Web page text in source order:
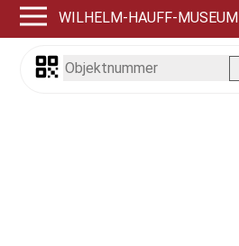
WILHELM-HAUFF-MUSEUM